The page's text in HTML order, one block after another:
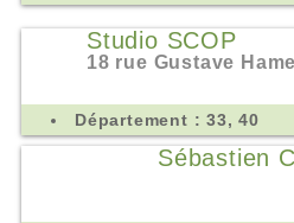
Studio SCOP
18 rue Gustave
Département : 33, 40
Sébastien